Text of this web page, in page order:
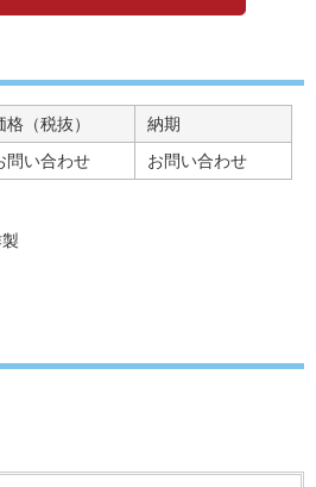
格（税抜）
納期
問い合わせ お問い合わせ